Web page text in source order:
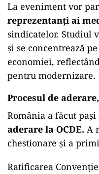
La eveniment vor
reprezentanți ai
sindicatelor. Studiul
și se concentrează
economiei,
pentru modernizare.
Procesul de
România a făcut
aderare la OCDE. A
chestionare și a
Ratificarea